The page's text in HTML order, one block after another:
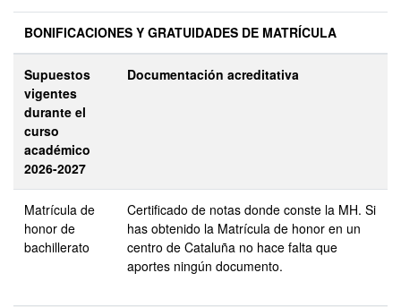
BONIFICACIONES Y GRATUIDADES DE MATRÍCULA
Supuestos
vigentes
durante el
curso
académico
2026-2027
Documentación acreditativa
Matrícula de
honor de
bachillerato
Certificado de notas donde conste la MH. Si
has obtenido la Matrícula de honor en un
centro de Cataluña no hace falta que
aportes ningún documento.